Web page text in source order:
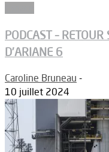
PODCAST –
D’ARIANE 6
Caroline Bruneau -
10 juillet 2024